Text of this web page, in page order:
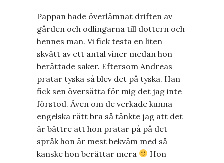
Pappan hade överlämnat driften av
gården och odlingarna till dottern och
hennes man. Vi fick testa en liten
skvätt av ett antal viner medan hon
berättade saker. Eftersom Andreas
pratar tyska så blev det på tyska. Han
fick sen översätta för mig det jag inte
förstod. Även om de verkade kunna
engelska rätt bra så tänkte jag att det
är bättre att hon pratar på på det
språk hon är mest bekväm med så
kanske hon berättar mera
Hon